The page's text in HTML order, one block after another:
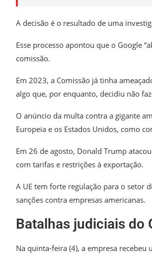
A decisão é o resultado de uma
Esse processo apontou que o Google
comissão.
Em 2023, a Comissão já tinha
algo que, por enquanto, decidiu não
O anúncio da multa contra a gigante
Europeia e os Estados Unidos, como
Em 26 de agosto, Donald Trump
com tarifas e restrições à exportação.
A UE tem forte regulação para o setor
sanções contra empresas americanas.
Batalhas judiciais do
Na quinta-feira (4), a empresa recebeu